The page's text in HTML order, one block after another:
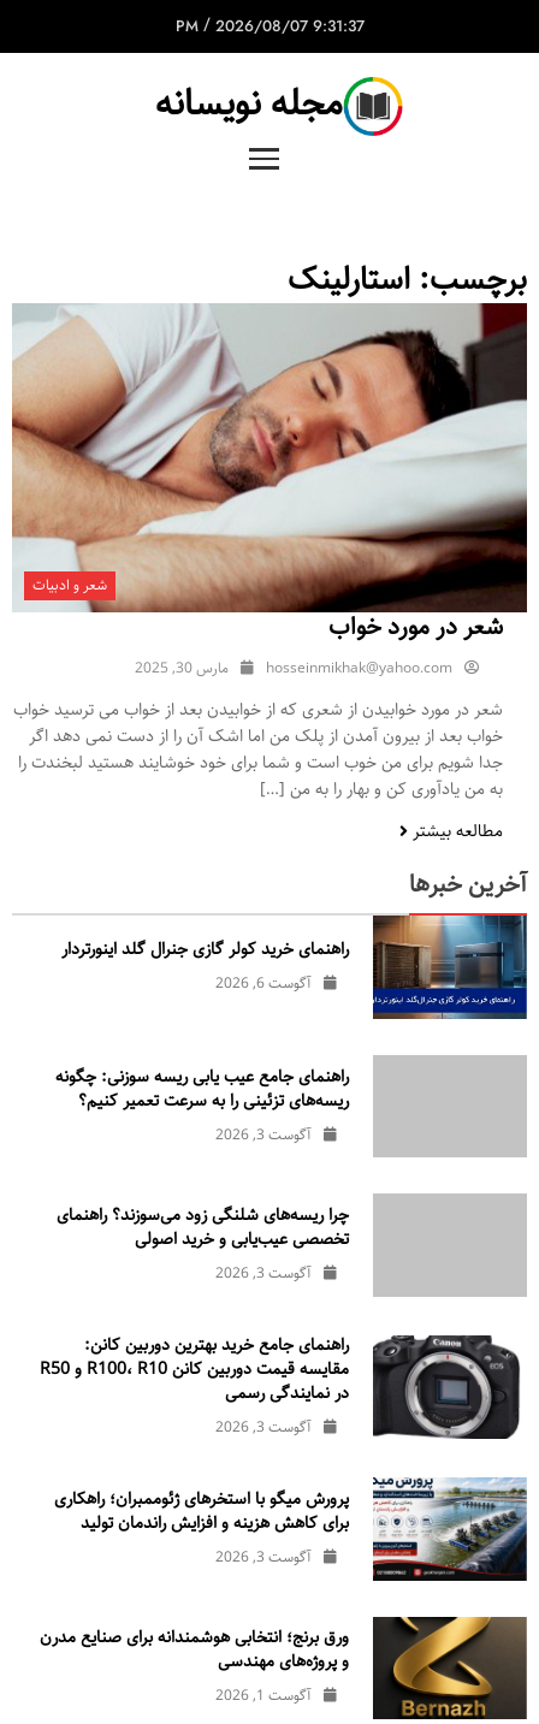
9:31:37 PM
/ 2026/08/07
مجله نویسانه
برچسب: استارلینک
شعر و ادبیات
شعر در مورد خواب
hosseinmikhak@yahoo.com مارس 30, 2025
شعر در مورد خوابیدن از شعری که از خوابیدن بعد از خواب می ترسید خواب
خواب بعد از بیرون آمدن از پلک من اما اشک آن را از دست نمی دهد اگر
جدا شویم برای من خوب است و شما برای خود خوشایند هستید لبخندت را
به من یادآوری کن و بهار را به من […]
مطالعه بیشتر
آخرین خبرها
راهنمای خرید کولر گازی جنرال‌ گلد اینورتر‌دار
آگوست 6, 2026
راهنمای جامع عیب یابی ریسه سوزنی: چگونه
ریسه‌های تزئینی را به سرعت تعمیر کنیم؟
آگوست 3, 2026
چرا ریسه‌های شلنگی زود می‌سوزند؟ راهنمای
تخصصی عیب‌یابی و خرید اصولی
آگوست 3, 2026
راهنمای جامع خرید بهترین دوربین کانن:
مقایسه قیمت دوربین کانن R100، R10 و R50
در نمایندگی رسمی
آگوست 3, 2026
پرورش میگو با استخرهای ژئوممبران؛ راهکاری
برای کاهش هزینه و افزایش راندمان تولید
آگوست 3, 2026
ورق برنج؛ انتخابی هوشمندانه برای صنایع مدرن
و پروژه‌های مهندسی
آگوست 1, 2026